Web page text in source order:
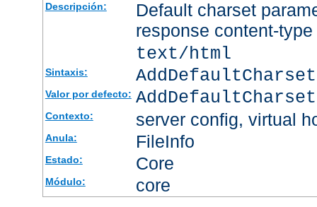
Descripción:
Default charset
response content-
text/html
Sintaxis:
Valor por defecto:
Contexto: server config, virtual
Anula: FileInfo
Estado: Core
Módulo: core